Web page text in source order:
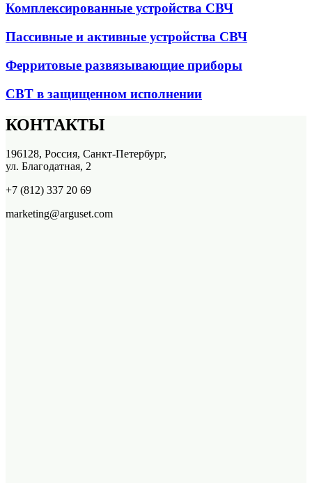
Комплексированные устройства СВЧ
Пассивные и активные устройства СВЧ
Ферритовые развязывающие приборы
СВТ в защищенном исполнении
КОНТАКТЫ
196128, Россия, Санкт-Петербург,
ул. Благодатная, 2
+7 (812) 337 20 69
marketing@arguset.com